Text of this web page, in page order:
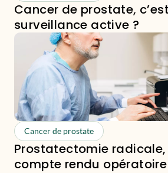
Cancer de prostate,
surveillance active ?
Cancer de prostate
Prostatectomie radicale,
compte rendu opératoire